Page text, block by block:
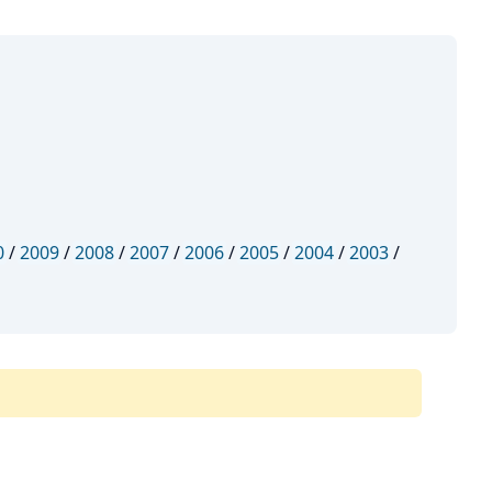
/2009/2008/2007/2006/2005/2004/2003/